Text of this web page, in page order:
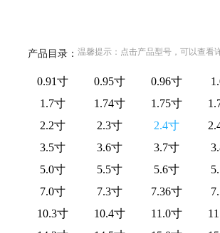
产品目录： 温馨提示：点击产品型号，可以查看
0.91寸 0.95寸 0.96寸
1.7寸
1.74寸 1.75寸
2.2寸
2.3寸 2.4寸
3.5寸
3.6寸 3.7寸
5.0寸
5.5寸 5.6寸
7.0寸
7.3寸 7.36寸
10.3寸
10.4寸 11.0寸